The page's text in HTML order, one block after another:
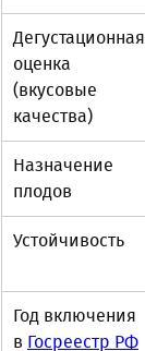
Дегустационная
оценка
(вкусовые
качества)
Назначение
плодов
Устойчивость
Год включения
в Госреестр РФ